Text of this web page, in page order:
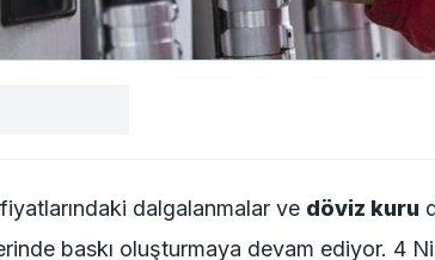
dalgalanmalar ve döviz kuru
baskı oluşturmaya devam ediyor. 4